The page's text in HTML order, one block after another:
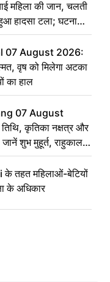
महिला की जान, चलती
हादसा टला; घटना
07 August 2026:
वृष को मिलेगा अटका
का हाल
07 August
कृतिका नक्षत्र और
जानें शुभ मुहूर्त, राहुकाल
तहत महिलाओं-बेटियों
के अधिकार